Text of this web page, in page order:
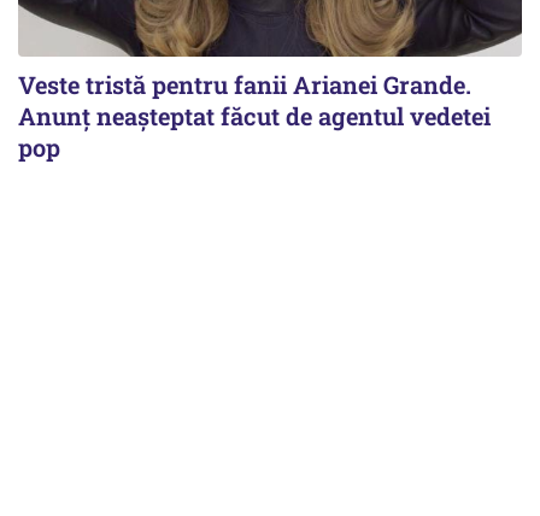
Veste tristă pentru fanii Arianei Grande.
Anunț neașteptat făcut de agentul vedetei
pop